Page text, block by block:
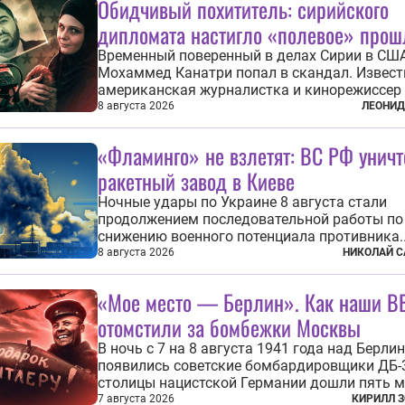
Обидчивый похититель: сирийского
дипломата настигло «полевое»
Временный поверенный в делах Сирии в
Мохаммед Канатри попал в скандал.
американская журналистка и
Снелл неожиданно узнала в нем одного из
похитивших ее в сирийском Алеппо в 2016
Журналистка убеждена, что Канатри, в то
известный под подпольным...
8 августа 2026
«Фламинго» не взлетят: ВС РФ
ракетный завод в Киеве
Ночные удары по Украине 8 августа стали
продолжением последовательной работы по
снижению военного потенциала противника.
Поражены предприятие по производству
ракет, крупный склад топлива и два
по объектам в ряде городов. В Киеве...
8 августа 2026 НИКОЛАЙ
«Мое место — Берлин». Как наши
отомстили за бомбежки Москвы
В ночь с 7 на 8 августа 1941 года над
появились советские бомбардировщики
столицы нацистской Германии дошли пять
морской авиации Балтийского флота. Они
7 августа 2026 КИРИЛЛ